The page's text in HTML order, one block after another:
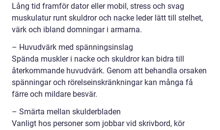
Lång tid framför dator eller mobil, stress och svag
muskulatur runt skuldror och nacke leder lätt till stelhet,
värk och ibland domningar i armarna.
– Huvudvärk med spänningsinslag
Spända muskler i nacke och skuldror kan bidra till
återkommande huvudvärk. Genom att behandla orsaken
spänningar och rörelseinskränkningar kan många få
färre och mildare besvär.
– Smärta mellan skulderbladen
Vanligt hos personer som jobbar vid skrivbord, kör